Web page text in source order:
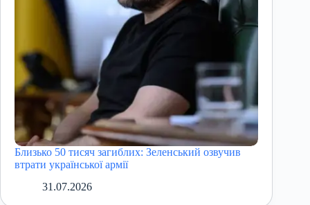
Близько 50 тисяч загиблих: Зеленський озвучив
втрати української армії
31.07.2026